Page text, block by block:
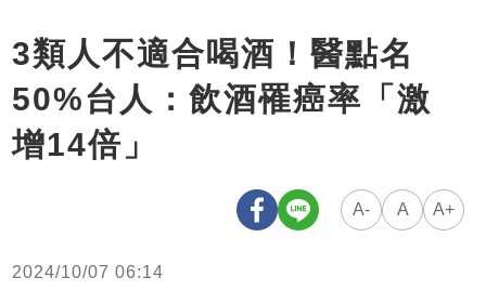
3類人不適合喝酒！醫點名
50%台人：飲酒罹癌率「激
增14倍」
A- A A+
2024/10/07 06:14